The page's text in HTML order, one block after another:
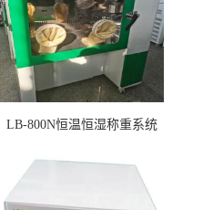
LB-800N恒温恒湿称重系统